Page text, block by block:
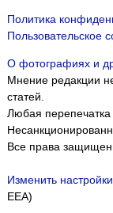
Политика
Пользовательское
О фотографиях и
Мнение редакции
статей.
Любая перепечатка
Все права
Изменить
EEA)